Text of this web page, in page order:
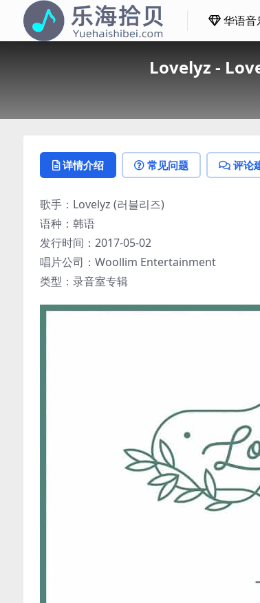
华语音
Lovelyz -
详情介绍 常见问题 评论
歌手：Lovelyz (러블리즈)
语种：韩语
发行时间：2017-05-02
唱片公司：Woollim Entertainment
类型：录音室专辑